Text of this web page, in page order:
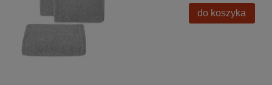
do koszyka